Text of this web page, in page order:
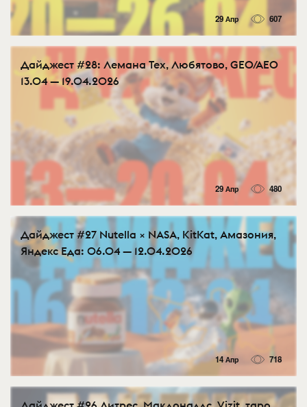
29 Апр 607
Дайджест #28: Лемана Тех, Любятово, GEO/AEO
13.04 — 19.04.2026
29 Апр 480
Дайджест #27 Nutella × NASA, KitKat, Амазония,
Яндекс Еда: 06.04 — 12.04.2026
14 Апр 718